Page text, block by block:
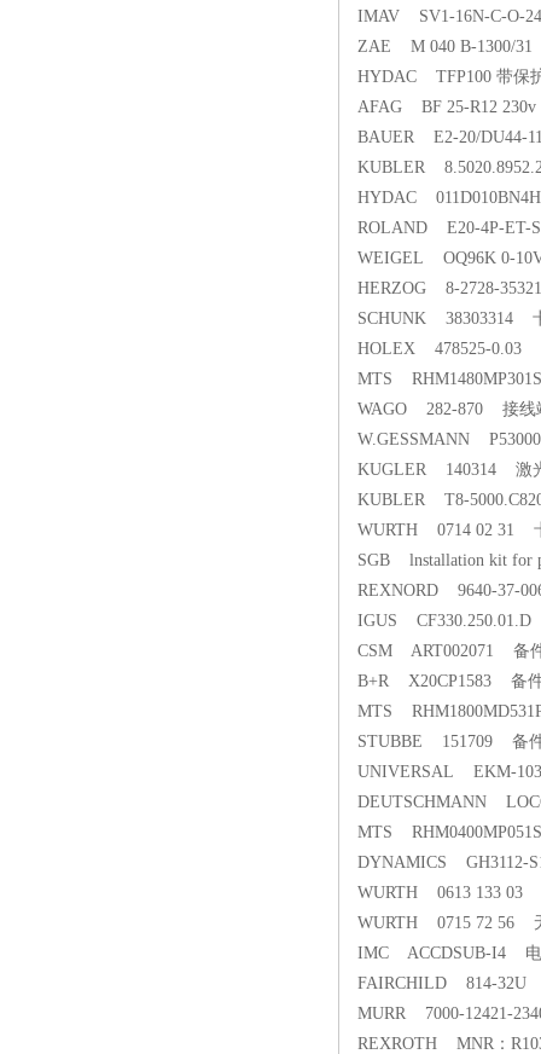
IMAV SV1-16N-C-O-
ZAE M 040 B-1300/
HYDAC TFP100 带保
AFAG BF 25-R12
BAUER E2-20/DU44-
KUBLER
HYDAC
ROLAND E20-4P-ET-
WEIGEL OQ96K 0-
HERZOG 8-2728-
SCHUNK 38303314
HOLEX 478525-0.03
MTS
WAGO 282-870 接线
W.GESSMANN
KUGLER 140314 激
KUBLER T8-
WURTH 0714 02 31
SGB lnstallation kit for
REXNORD 9640-37-
IGUS
CSM ART002071 备
B+R X20CP1583 备
MTS
STUBBE 151709 备
UNIVERSAL EKM-
DEUTSCHMANN
MTS
DYNAMICS GH3112-
WURTH 0613 133 03
WURTH 0715 72 56
IMC ACCDSUB-I4 电
FAIRCHILD 814-32U
MURR 7000-12421-
REXROTH MNR：